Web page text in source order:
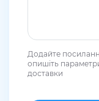
Додайте
опишіть
доставки